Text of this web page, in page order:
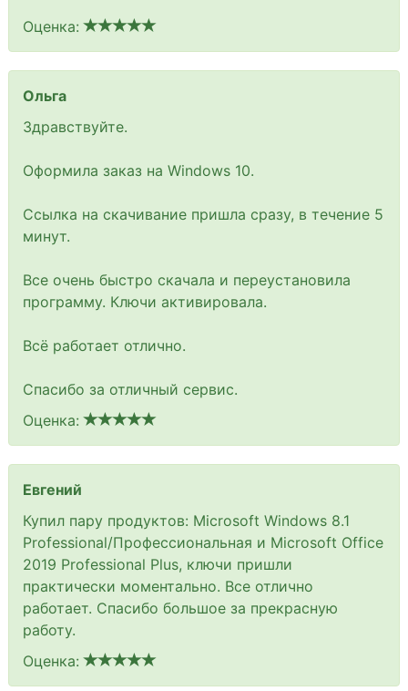
Оценка:
Ольга
Здравствуйте.
Оформила заказ на Windows 10.
Ссылка на скачивание пришла сразу, в течение 5
минут.
Все очень быстро скачала и переустановила
программу. Ключи активировала.
Всё работает отлично.
Спасибо за отличный сервис.
Оценка:
Евгений
Купил пару продуктов: Microsoft Windows 8.1
Professional/Профессиональная и Microsoft Office
2019 Professional Plus, ключи пришли
практически моментально. Все отлично
работает. Спасибо большое за прекрасную
работу.
Оценка: